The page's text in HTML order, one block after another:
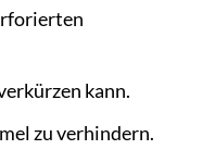
kann.
zu verhindern.